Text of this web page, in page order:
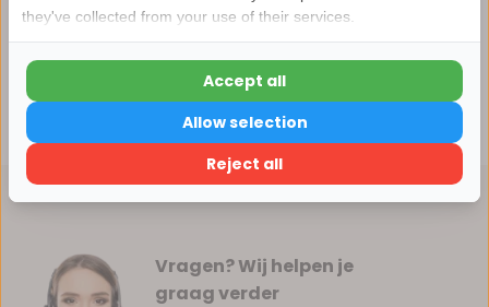
Vragen? Wij helpen je
graag verder
15korting
15% korting
Verder winkelen
they've collected from your use of their services.
Reject all
Allow selection
Accept all